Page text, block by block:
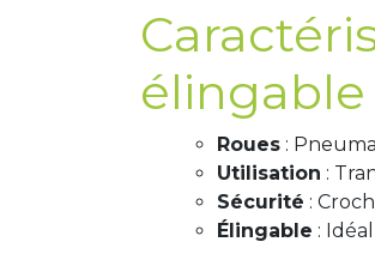
élingable
Roues :
Utilisation :
Sécurité :
Élingable :